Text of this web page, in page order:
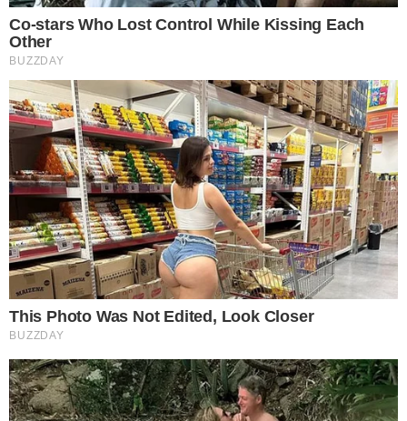
5 ครีมออฟทาร์ทาร์
เป็นส่วนประกอบหนึ่งของการทำขนมพวกเบเกอรี่ สามารถหาซื้อได้
เปล่าในอัตราส่วน 1 ต่อ 1 แล้วถูวนให้ทั่วกระทะ ทิ้งเอาไว้อย่ างน้อย
20 นาที แล้วจึงเริ่มลงมือขัด คราบไหม้จะค่อยๆหลุดออก